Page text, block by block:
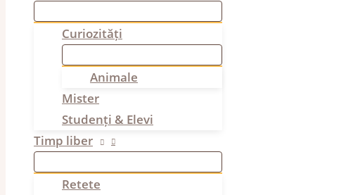
Curiozități
Animale
Mister
Studenți & Elevi
Timp liber
Retete